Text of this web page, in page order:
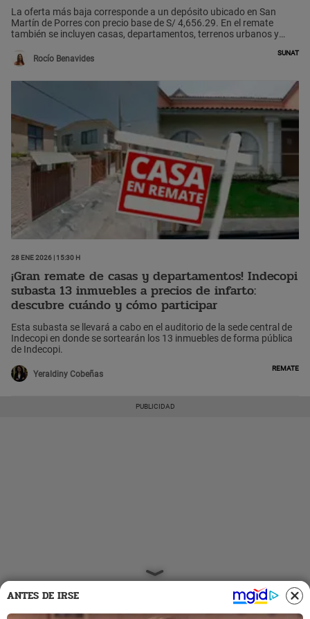
La oferta más baja corresponde a un depósito ubicado en San
Martín de Porres con precio base de S/ 4,656.29. En el remate
también se incluyen casas, departamentos, terrenos urbanos y
cuyos valores varían según ubicación y tasación oficial.
Rocío Benavides
Sunat
28 Ene 2026 | 15:30 h
¡Gran remate de casas y departamentos! Indecopi
subasta 13 inmuebles a precios de infarto:
descubre cuándo y cómo participar
Esta subasta se llevará a cabo en el auditorio de la sede central de
Indecopi en donde se sortearán los 13 inmuebles de forma pública
de Indecopi.
Yeraldiny Cobeñas
Remate
ANTES DE IRSE